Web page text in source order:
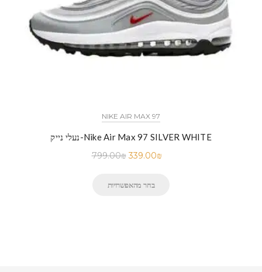
NIKE AIR MAX 97
נעלי נייק-Nike Air Max 97 SILVER WHITE
799.00₪ 339.00₪
בחר מהאפשרויות